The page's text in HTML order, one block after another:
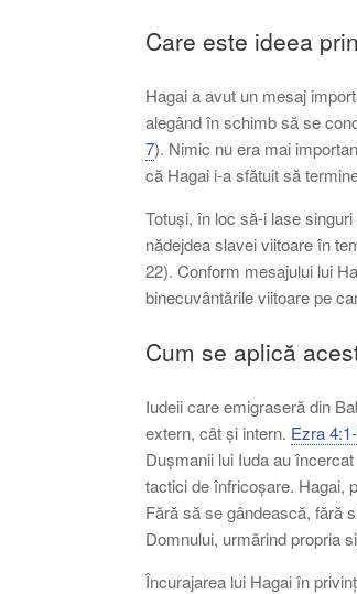
Care este ideea
Hagai a avut un mesaj
alegând în schimb să se
7). Nimic nu era mai
că Hagai i-a sfătuit să
Totuși, în loc să-i lase
nădejdea slavei viitoare în
22). Conform mesajului lui
binecuvântările viitoare pe
Cum se aplică
Iudeii care emigraseră din
extern, cât și intern. Ezra
Dușmanii lui Iuda au
tactici de înfricoșare. Hagai,
Fără să se gândească, fără
Domnului, urmărind propria
Încurajarea lui Hagai în